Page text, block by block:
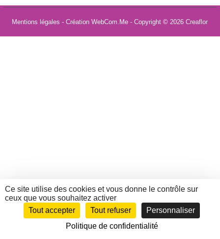
Mentions légales - Création WebCom.Me - Copyright © 2026Creaflor
Ce site utilise des cookies et vous donne le contrôle sur
ceux que vous souhaitez activer
Tout accepter
Tout refuser
Personnaliser
Politique de confidentialité